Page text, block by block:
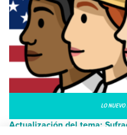
LO NUEVO
Actualización del tema: